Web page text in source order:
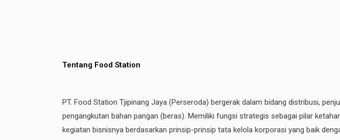
Tentang Food Station
PT. Food Station Tjipinang Jaya (Perseroda) bergerak dalam bidang distribusi,
pengangkutan bahan pangan (beras). Memiliki fungsi strategis sebagai pilar
kegiatan bisnisnya berdasarkan prinsip-prinsip tata kelola korporasi yang baik